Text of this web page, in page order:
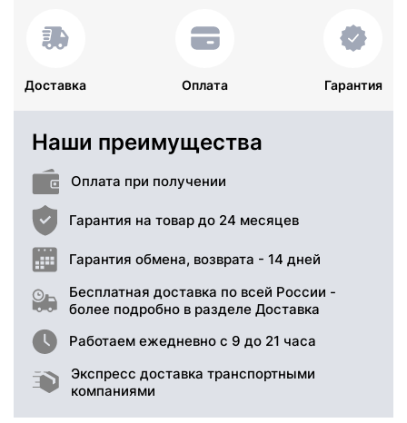
Доставка Оплата Гарантия
Наши преимущества
Оплата при получении
Гарантия на товар до 24 месяцев
Гарантия обмена, возврата - 14 дней
Бесплатная доставка по всей России -
более подробно в разделе Доставка
Работаем ежедневно с 9 до 21 часа
Экспресс доставка транспортными
компаниями